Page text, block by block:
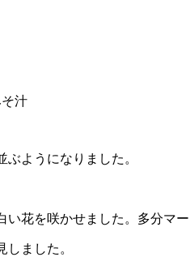
汁
ようになりました。
花を咲かせました。多分マー
ました。